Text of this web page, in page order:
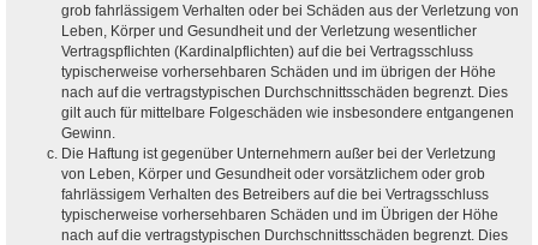
grob fahrlässigem Verhalten oder bei Schäden aus der Verletzung von
Leben, Körper und Gesundheit und der Verletzung wesentlicher
Vertragspflichten (Kardinalpflichten) auf die bei Vertragsschluss
typischerweise vorhersehbaren Schäden und im übrigen der Höhe
nach auf die vertragstypischen Durchschnittsschäden begrenzt. Dies
gilt auch für mittelbare Folgeschäden wie insbesondere entgangenen
Gewinn.
Die Haftung ist gegenüber Unternehmern außer bei der Verletzung
von Leben, Körper und Gesundheit oder vorsätzlichem oder grob
fahrlässigem Verhalten des Betreibers auf die bei Vertragsschluss
typischerweise vorhersehbaren Schäden und im Übrigen der Höhe
nach auf die vertragstypischen Durchschnittsschäden begrenzt. Dies